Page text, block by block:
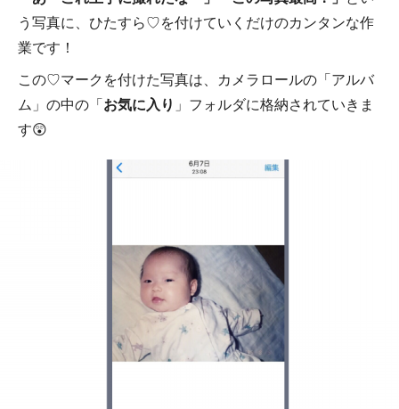
う写真に、ひたすら♡を付けていくだけのカンタンな作
業です！
この♡マークを付けた写真は、カメラロールの「アルバ
ム」の中の「お気に入り 」フォルダに格納されていきま
す😲